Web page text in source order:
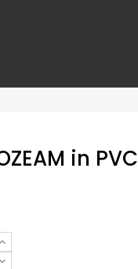
in PVC